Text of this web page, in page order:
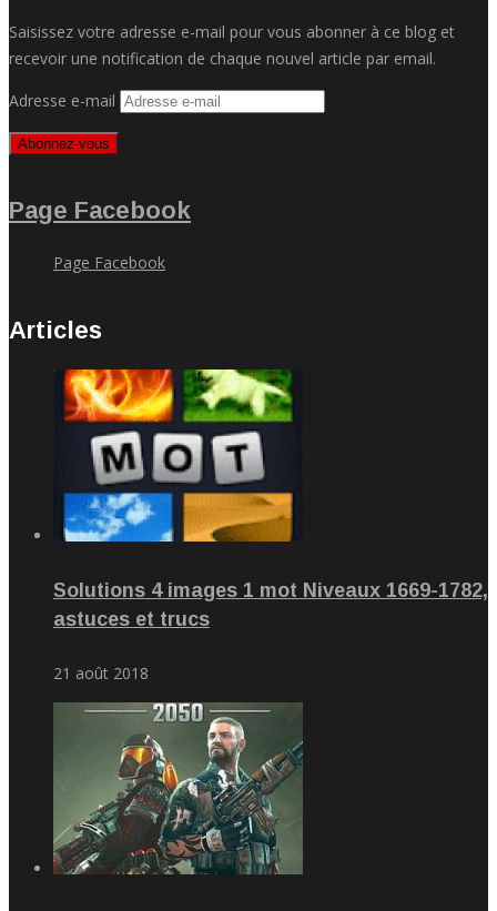
Saisissez votre adresse e-mail pour vous abonner à ce blog et
recevoir une notification de chaque nouvel article par email.
Adresse e-mail
Abonnez-vous
Page Facebook
Page Facebook
Articles
Solutions 4 images 1 mot Niveaux 1669-1782,
astuces et trucs
21 août 2018